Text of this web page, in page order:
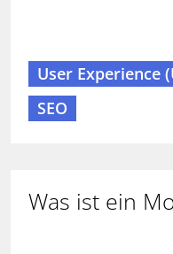
User Experience
SEO
Was ist ein